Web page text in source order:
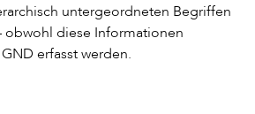
untergeordneten Begriffen
obwohl diese Informationen
erfasst werden.